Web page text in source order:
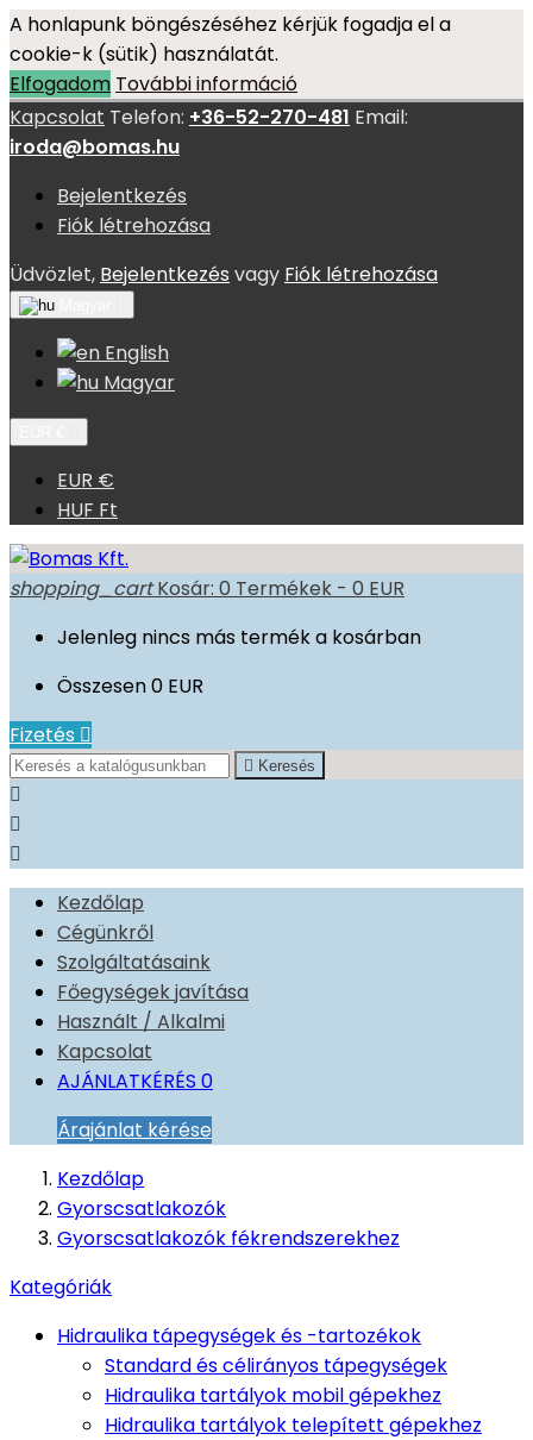
A honlapunk böngészéséhez kérjük fogadja el a
cookie-k (sütik) használatát.
Elfogadom További információ
Kapcsolat Telefon: +36-52-270-481 Email:
iroda@bomas.hu
Bejelentkezés
Fiók létrehozása
Üdvözlet, Bejelentkezés vagy Fiók létrehozása
English
Magyar
EUR €
HUF Ft
shopping_cart Kosár: 0 Termékek - 0 EUR
Jelenleg nincs más termék a kosárban
Összesen0 EUR
Fizetés 
 Keresés



Kezdőlap
Cégünkről
Szolgáltatásaink
Főegységek javítása
Használt / Alkalmi
Kapcsolat
AJÁNLATKÉRÉS 0
Árajánlat kérése
Kezdőlap
Gyorscsatlakozók
Gyorscsatlakozók fékrendszerekhez
Kategóriák
Hidraulika tápegységek és -tartozékok
Standard és célirányos tápegységek
Hidraulika tartályok mobil gépekhez
Hidraulika tartályok telepített gépekhez